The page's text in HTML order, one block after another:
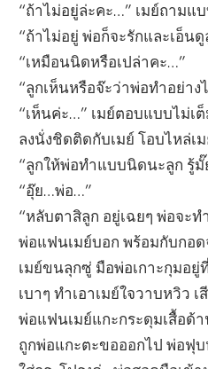
“ถ้าไม่อยู่ล่ะคะ…” เมย์ถามแ
“ถ้าไม่อยู่ พ่อก็จะรักและเอ็น
“เหมือนนิดหรือเปล่าคะ…”
“ลูกเห็นหรือจ๊ะว่าพ่อทำอย่า
“เห็นค่ะ…” เมย์ตอบแบบไม่เ
ลงนั่งชิดติดกับเมย์ โอบไหล่เม
“ลูกให้พ่อทำแบบนิดนะลูก รู้
“อุ๊ย…พ่อ…”
“หลับตาสิลูก อยู่เฉยๆ พ่อจะ
พ่อแฟนเมย์บอก พร้อมกับกอด
เมย์ขนลุกซู่ มือพ่อเกาะกุมอยู่
เบาๆ ทำเอาเมย์ใจวาบหวิว
พ่อแฟนเมย์แกะกระดุมเสื้อด้
ถูกพ่อแกะตะขอออกไป พ่อฟุ